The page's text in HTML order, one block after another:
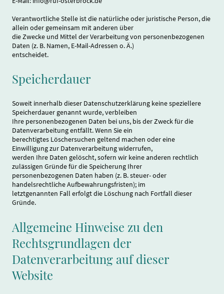
Verantwortliche Stelle ist die natürliche oder juristische Person, die
allein oder gemeinsam mit anderen über
die Zwecke und Mittel der Verarbeitung von personenbezogenen
Daten (z. B. Namen, E-Mail-Adressen o. Ä.)
entscheidet.
Speicherdauer
Soweit innerhalb dieser Datenschutzerklärung keine speziellere
Speicherdauer genannt wurde, verbleiben
Ihre personenbezogenen Daten bei uns, bis der Zweck für die
Datenverarbeitung entfällt. Wenn Sie ein
berechtigtes Löschersuchen geltend machen oder eine
Einwilligung zur Datenverarbeitung widerrufen,
werden Ihre Daten gelöscht, sofern wir keine anderen rechtlich
zulässigen Gründe für die Speicherung Ihrer
personenbezogenen Daten haben (z. B. steuer- oder
handelsrechtliche Aufbewahrungsfristen); im
letztgenannten Fall erfolgt die Löschung nach Fortfall dieser
Gründe.
Allgemeine Hinweise zu den
Rechtsgrundlagen der
Datenverarbeitung auf dieser
Website